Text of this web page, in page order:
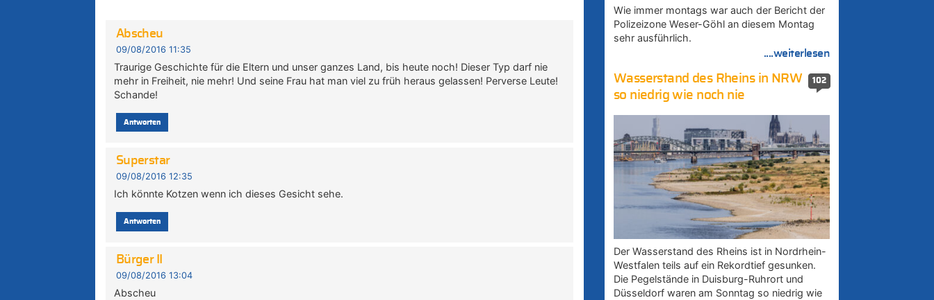
Abscheu
09/08/2016 11:35
Traurige Geschichte für die Eltern und unser ganzes Land, bis heute noch! Dieser Typ darf nie
mehr in Freiheit, nie mehr! Und seine Frau hat man viel zu früh heraus gelassen! Perverse Leute!
Schande!
Antworten
Superstar
09/08/2016 12:35
Ich könnte Kotzen wenn ich dieses Gesicht sehe.
Antworten
Bürger II
09/08/2016 13:04
Abscheu
Wie immer montags war auch der Bericht der
Polizeizone Weser-Göhl an diesem Montag
sehr ausführlich.
....weiterlesen
102
Wasserstand des Rheins in NRW
so niedrig wie noch nie
Der Wasserstand des Rheins ist in Nordrhein-
Westfalen teils auf ein Rekordtief gesunken.
Die Pegelstände in Duisburg-Ruhrort und
Düsseldorf waren am Sonntag so niedrig wie